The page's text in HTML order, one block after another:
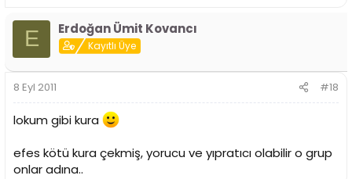
E Erdoğan Ümit Kovancı
Kayıtlı Üye
8 Eyl 2011 #18
lokum gibi kura
efes kötü kura çekmiş, yorucu ve yıpratıcı olabilir o grup
onlar adına..